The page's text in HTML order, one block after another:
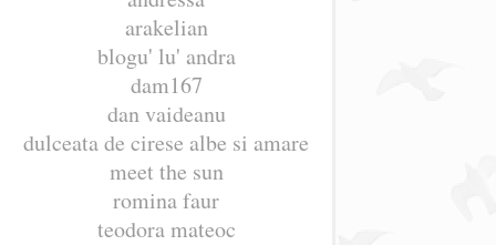
arakelian
blogu' lu' andra
dam167
dan vaideanu
dulceata de cirese albe si amare
meet the sun
romina faur
teodora mateoc